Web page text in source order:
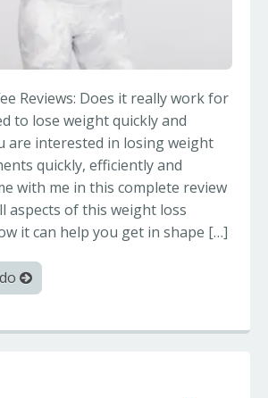
Reviews: Does it really work for
to lose weight quickly and
are interested in losing weight
quickly, efficiently and
with me in this complete review
aspects of this weight loss
it can help you get in shape […]